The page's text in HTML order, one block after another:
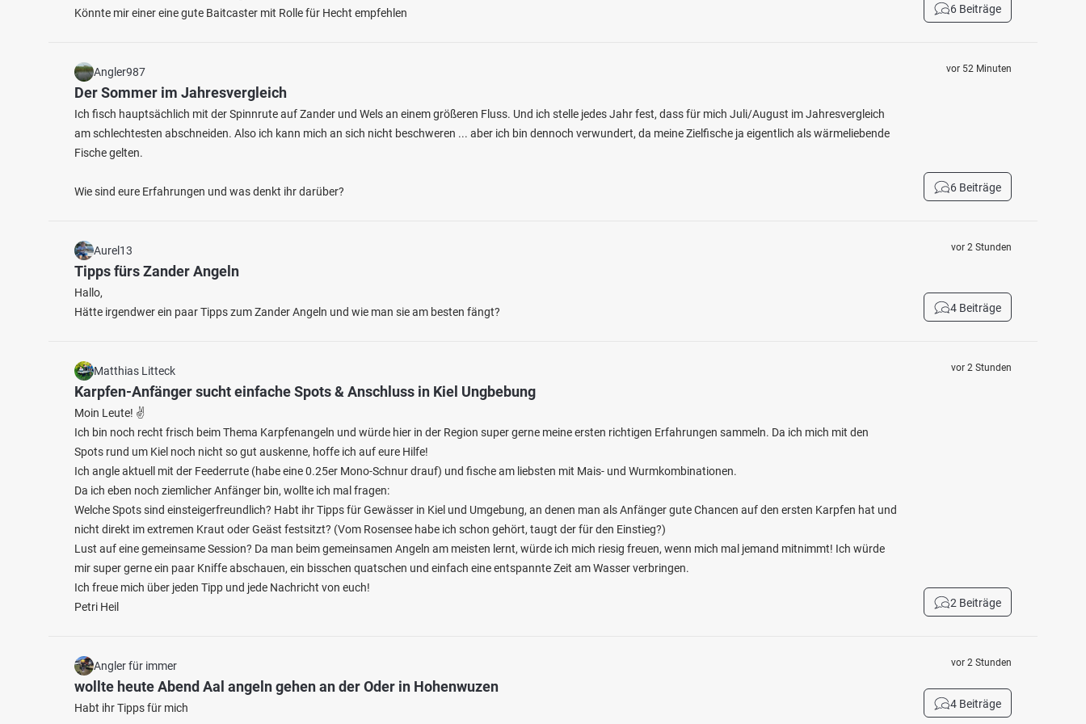
Fluss bei 25554 Bekdorf
Könnte mir einer eine gute Baitcaster mit Rolle für Hecht empfehlen 6 Beiträge
Angler987
Der Sommer im Jahresvergleich
Ich fisch hauptsächlich mit der Spinnrute auf Zander und Wels an einem größeren Fluss. Und ich stelle jedes Jahr fest, dass für mich Juli/August im Jahresvergleich
am schlechtesten abschneiden. Also ich kann mich an sich nicht beschweren ... aber ich bin dennoch verwundert, da meine Zielfische ja eigentlich als wärmeliebende
Fische gelten.
Wie sind eure Erfahrungen und was denkt ihr darüber?
vor 52 Minuten
6 Beiträge
Aurel13
Tipps fürs Zander Angeln
Hallo,
Hätte irgendwer ein paar Tipps zum Zander Angeln und wie man sie am besten fängt?
vor 2 Stunden
4 Beiträge
Matthias Litteck
Karpfen-Anfänger sucht einfache Spots & Anschluss in Kiel Ungbebung
Moin Leute! ✌️
Ich bin noch recht frisch beim Thema Karpfenangeln und würde hier in der Region super gerne meine ersten richtigen Erfahrungen sammeln. Da ich mich mit den
Spots rund um Kiel noch nicht so gut auskenne, hoffe ich auf eure Hilfe!
Ich angle aktuell mit der Feederrute (habe eine 0.25er Mono-Schnur drauf) und fische am liebsten mit Mais- und Wurmkombinationen.
Da ich eben noch ziemlicher Anfänger bin, wollte ich mal fragen:
Welche Spots sind einsteigerfreundlich? Habt ihr Tipps für Gewässer in Kiel und Umgebung, an denen man als Anfänger gute Chancen auf den ersten Karpfen hat und
nicht direkt im extremen Kraut oder Geäst festsitzt? (Vom Rosensee habe ich schon gehört, taugt der für den Einstieg?)
Lust auf eine gemeinsame Session? Da man beim gemeinsamen Angeln am meisten lernt, würde ich mich riesig freuen, wenn mich mal jemand mitnimmt! Ich würde
mir super gerne ein paar Kniffe abschauen, ein bisschen quatschen und einfach eine entspannte Zeit am Wasser verbringen.
Ich freue mich über jeden Tipp und jede Nachricht von euch!
Petri Heil
vor 2 Stunden
2 Beiträge
Angler für immer
wollte heute Abend Aal angeln gehen an der Oder in Hohenwuzen
Habt ihr Tipps für mich
vor 2 Stunden
4 Beiträge